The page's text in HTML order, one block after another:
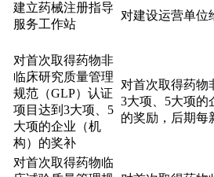
建立药械注册指导
服务工作站
对建设运营单位
对首次取得药物非
临床研究质量管理
规范（GLP）认证
项目达到3大项、5
大项的企业（机
构）的奖补
对首次取得药物
3大项、5大项的
的奖励，后期每
对首次取得药物临